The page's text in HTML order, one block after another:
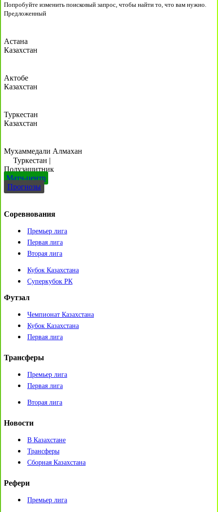
Попробуйте изменить поисковый запрос, чтобы найти то, что вам нужно.
Предложенный
Астана
Казахстан
Актобе
Казахстан
Туркестан
Казахстан
Мухаммедали Алмахан
Туркестан |
Полузащитник
Матч-центр
Прогнозы
Соревнования
Премьер лига
Первая лига
Вторая лига
Кубок Казахстана
Суперкубок РК
Футзал
Чемпионат Казахстана
Кубок Казахстана
Первая лига
Трансферы
Премьер лига
Первая лига
Вторая лига
Новости
В Казахстане
Трансферы
Сборная Казахстана
Рефери
Премьер лига